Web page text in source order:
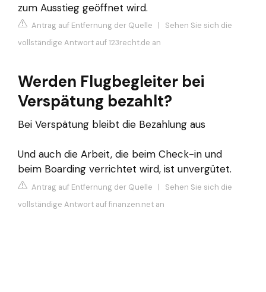
zum Ausstieg geöffnet wird.
Antrag auf Entfernung der Quelle | Sehen Sie sich die
vollständige Antwort auf 123recht.de an
Werden Flugbegleiter bei
Verspätung bezahlt?
Bei Verspätung bleibt die Bezahlung aus
Und auch die Arbeit, die beim Check-in und
beim Boarding verrichtet wird, ist unvergütet.
Antrag auf Entfernung der Quelle | Sehen Sie sich die
vollständige Antwort auf finanzen.net an